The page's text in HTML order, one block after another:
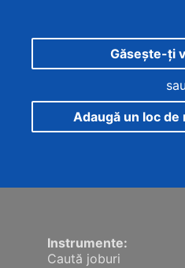
Găsește-ți
sau
Adaugă un loc
Instrumente:
Caută joburi